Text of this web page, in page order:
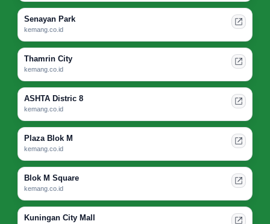
Senayan Park
kemang.co.id
Thamrin City
kemang.co.id
ASHTA Distric 8
kemang.co.id
Plaza Blok M
kemang.co.id
Blok M Square
kemang.co.id
Kuningan City Mall